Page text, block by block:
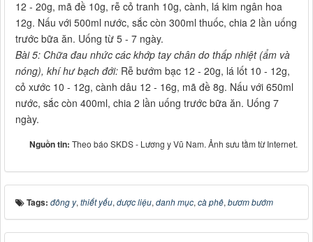
12 - 20g, mã đề 10g, rễ cỏ tranh 10g, cành, lá kim ngân hoa
12g. Nấu với 500ml nước, sắc còn 300ml thuốc, chia 2 lần uống
trước bữa ăn. Uống từ 5 - 7 ngày.
Bài 5: Chữa đau nhức các khớp tay chân do thấp nhiệt (ẩm và
nóng), khí hư bạch đới: Rễ bướm bạc 12 - 20g, lá lốt 10 - 12g,
cỏ xước 10 - 12g, cành dâu 12 - 16g, mã đề 8g. Nấu với 650ml
nước, sắc còn 400ml, chia 2 lần uống trước bữa ăn. Uống 7
ngày.
Nguồn tin: Theo báo SKDS - Lương y Vũ Nam. Ảnh sưu tầm từ Internet.
Tags: đông y, thiết yếu, dược liệu, danh mục, cà phê, bươm bướm